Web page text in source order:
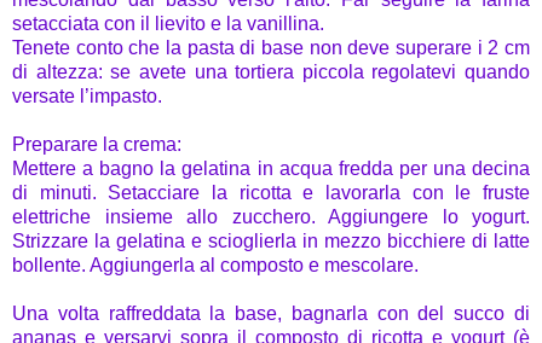
setacciata con il lievito e la vanillina.
Tenete conto che la pasta di base non deve superare i 2 cm
di altezza: se avete una tortiera piccola regolatevi quando
versate l’impasto.
Preparare la crema:
Mettere a bagno la gelatina in acqua fredda per una decina
di minuti. Setacciare la ricotta e lavorarla con le fruste
elettriche insieme allo zucchero. Aggiungere lo yogurt.
Strizzare la gelatina e scioglierla in mezzo bicchiere di latte
bollente. Aggiungerla al composto e mescolare.
Una volta raffreddata la base, bagnarla con del succo di
ananas e versarvi sopra il composto di ricotta e yogurt (è